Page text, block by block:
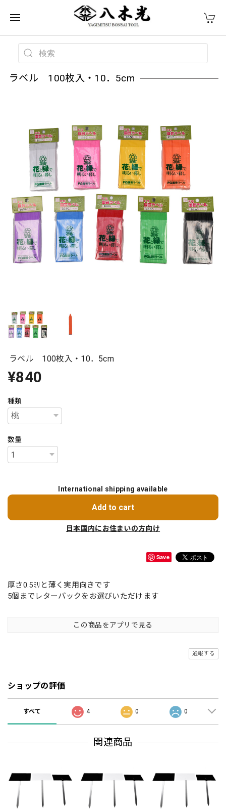
ラベル 100枚入・10．5cm
ラベル 100枚入・10．5cm
¥840
種類
数量
International shipping available
Add to cart
日本国内にお住まいの方向け
Save
厚さ0.5ﾐﾘと薄く実用向きです
5個までレターパックをお選びいただけます
この商品をアプリで見る
通報する
ショップの評価
すべて 4 0 0
関連商品